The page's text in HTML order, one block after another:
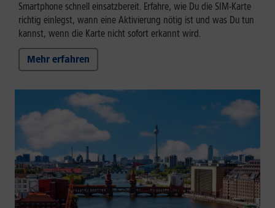
Smartphone schnell einsatzbereit. Erfahre, wie Du die SIM-Karte
richtig einlegst, wann eine Aktivierung nötig ist und was Du tun
kannst, wenn die Karte nicht sofort erkannt wird.
Mehr erfahren